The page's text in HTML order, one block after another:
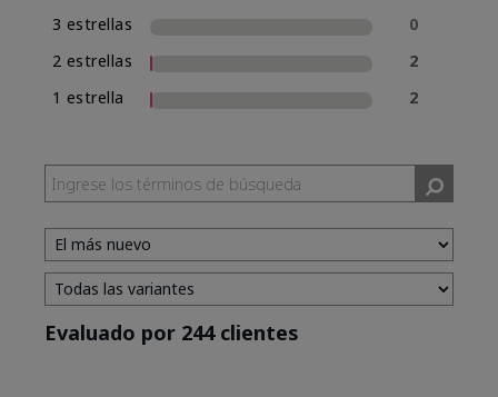
3 estrellas
0
2 estrellas
2
1 estrella
2
Evaluado por 244 clientes